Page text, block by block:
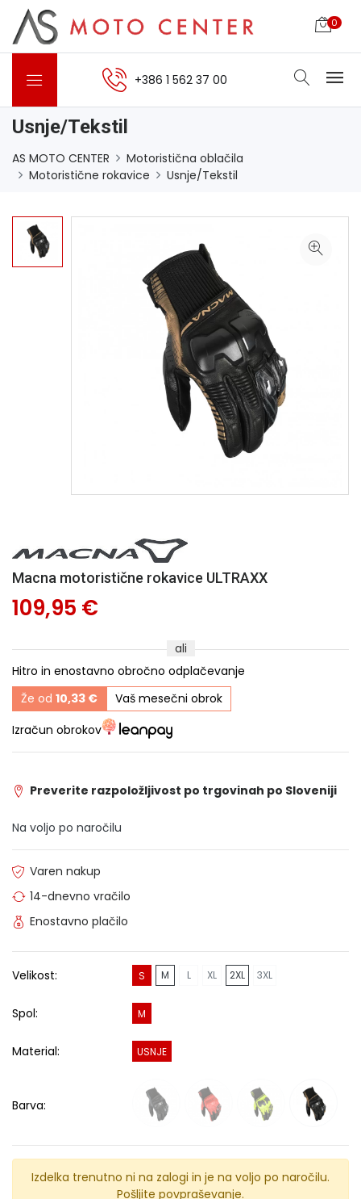
0
+386 1 562 37 00
Usnje/Tekstil
AS MOTO CENTER
Motoristična oblačila
Motoristične rokavice
Usnje/Tekstil
Macna motoristične rokavice ULTRAXX
109,95 €
ali
Hitro in enostavno obročno odplačevanje
Že od 10,33 €
Vaš mesečni obrok
Izračun obrokov
Preverite razpoložljivost po trgovinah po Sloveniji
Na voljo po naročilu
Varen nakup
14-dnevno vračilo
Enostavno plačilo
Velikost: S M L XL 2XL 3XL
Spol: M
Material: USNJE
Barva:
Izdelka trenutno ni na zalogi in je na voljo po naročilu.
Pošljite povpraševanje.